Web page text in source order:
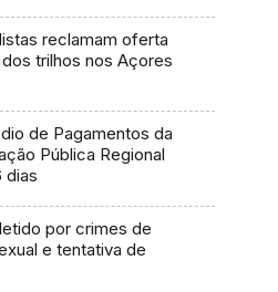
reclamam oferta
trilhos nos Açores
de Pagamentos da
Pública Regional
dias
por crimes de
e tentativa de